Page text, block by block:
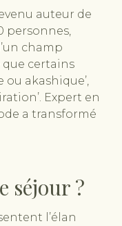
auteur de
personnes,
champ
que certains
akashique’,
Expert en
a transformé
séjour ?
l’élan